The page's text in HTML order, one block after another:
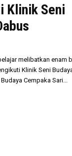
Klinik Seni
melibatkan enam
Klinik Seni
Cempaka Sari...